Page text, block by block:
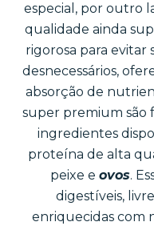
especial, por outro
qualidade ainda
rigorosa para
desnecessários,
absorção de
super premium são
ingredientes
proteína de alta
peixe e ovos.
digestíveis,
enriquecidas com